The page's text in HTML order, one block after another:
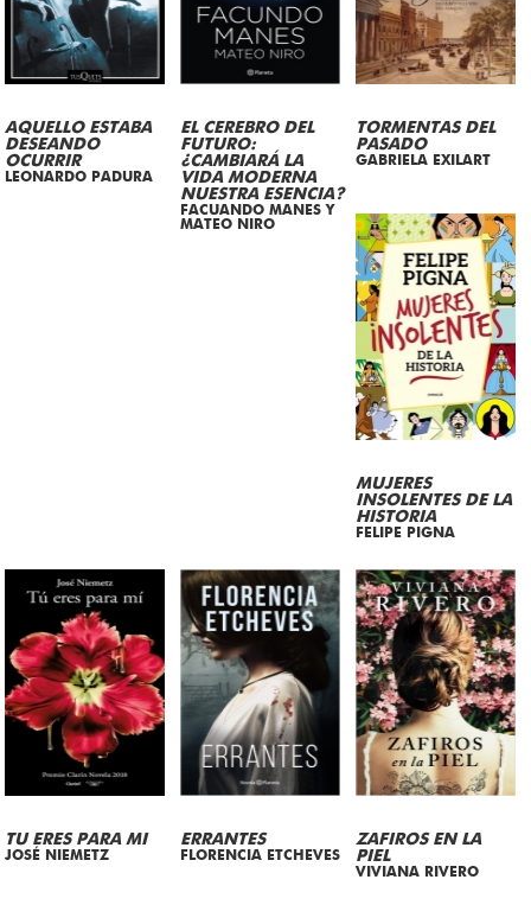
AQUELLO ESTABA
DESEANDO
OCURRIR
LEONARDO PADURA
EL CEREBRO DEL
FUTURO:
¿CAMBIARÁ LA
VIDA MODERNA
NUESTRA ESENCIA?
FACUANDO MANES Y
MATEO NIRO
TORMENTAS DEL
PASADO
GABRIELA EXILART
MUJERES
INSOLENTES DE LA
HISTORIA
FELIPE PIGNA
TU ERES PARA MI
JOSÉ NIEMETZ
ERRANTES
FLORENCIA ETCHEVES
ZAFIROS EN LA
PIEL
VIVIANA RIVERO